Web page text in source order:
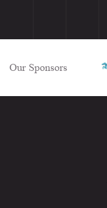
Our Sponsors